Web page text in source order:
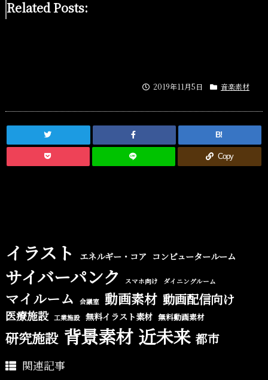
Related Posts:
2019年11月5日 音楽素材
B!
Copy
イラスト エネルギー・コア コンピュータールーム
サイバーパンク スマホ向け ダイニングルーム
マイルーム 会議室 動画素材 動画配信向け
医療施設 工業施設 無料イラスト素材 無料動画素材
研究施設 背景素材 近未来 都市
関連記事